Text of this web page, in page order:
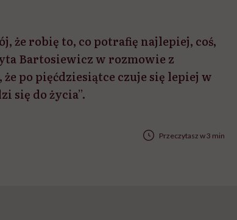
że robię to, co potrafię najlepiej, coś,
Bartosiewicz w rozmowie z
po pięćdziesiątce czuje się lepiej w
się do życia”.
Przeczytasz w 3 min